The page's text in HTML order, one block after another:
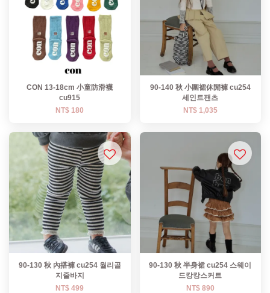
CON 13-18cm 小童防滑襪
cu915
NT$ 180
90-140 秋 小圍裙休閒褲 cu254
세인트팬츠
NT$ 1,035
90-130 秋 內搭褲 cu254 월리골
지줄바지
NT$ 499
90-130 秋 半身裙 cu254 스웨이
드캉캉스커트
NT$ 890